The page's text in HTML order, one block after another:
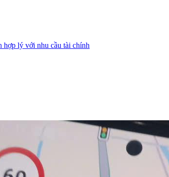
hợp lý với nhu cầu tài chính